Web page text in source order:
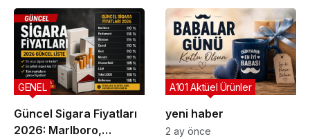
Ürünler
Güncel Sigara Fiyatları
2026: Marlboro,
GENEL
yeni haber
A101 Aktüel Ürünler
2 ay önce